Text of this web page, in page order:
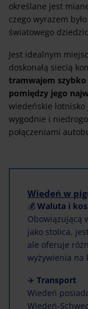
określane jest
czego wyrazem
światowego
Jest idealnym
doskonałą siecią
tramwajem
pomiędzy jego
wiedeńskie lotnisko
wygodnie i
połączeniami
Wiedeń w
💰 Waluta i
Obowiązującą
jako stolica,
ale oferuje
wyżywienia na
✈️ Transport
Wiedeń
Wiedeń-